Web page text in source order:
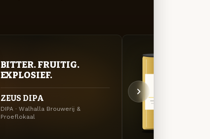
BITTER. FRUITIG.
EXPLOSIEF.
ZEUS DIPA
DIPA · Walhalla Brouwerij &
Proeflokaal